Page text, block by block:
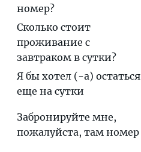
номер?
Сколько стоит
проживание с
завтраком в сутки?
Я бы хотел (-а) остаться
еще на сутки
Забронируйте мне,
пожалуйста, там номер